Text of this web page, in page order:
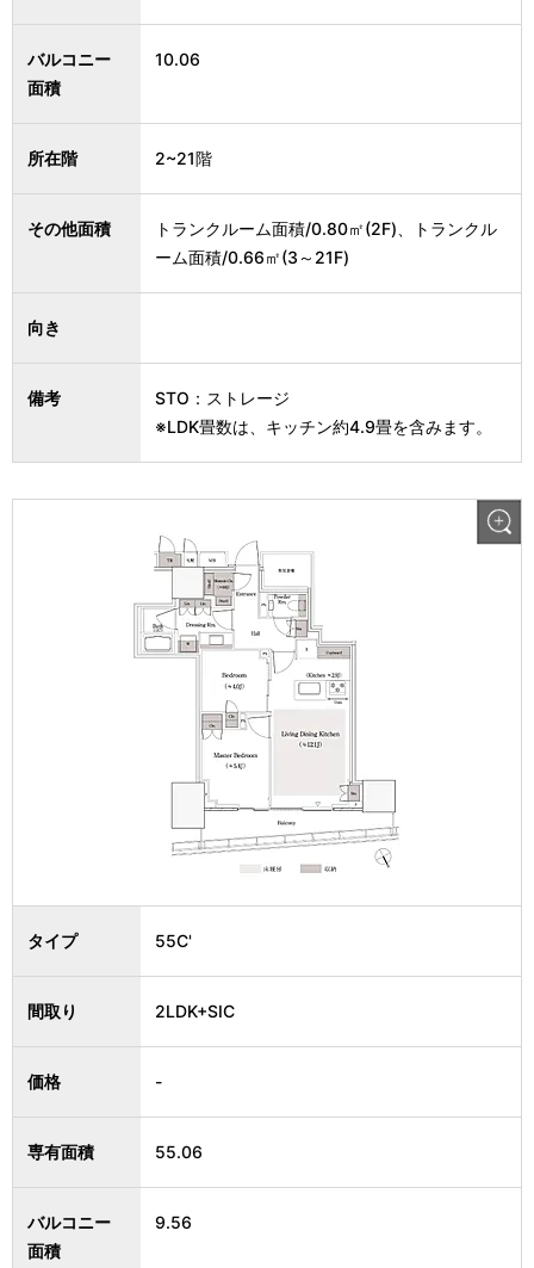
バルコニー
面積
10.06
所在階 2~21階
その他面積
トランクルーム面積/0.80㎡(2F)、トランクル
ーム面積/0.66㎡(3～21F)
向き
備考
STO：ストレージ
※LDK畳数は、キッチン約4.9畳を含みます。
タイプ 55C'
間取り 2LDK+SIC
価格 -
専有面積 55.06
バルコニー
面積
9.56